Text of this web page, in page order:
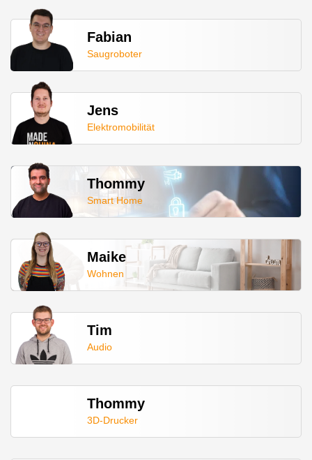
Fabian
Saugroboter
Jens
Elektromobilität
Thommy
Smart Home
Maike
Wohnen
Tim
Audio
Thommy
3D-Drucker